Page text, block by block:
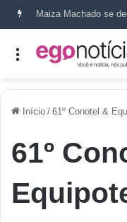
Início / 61º Conotel &
61º